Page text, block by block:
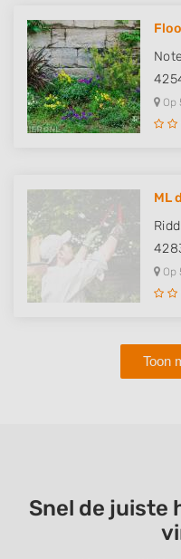
Op
ML
Op
Toon
Snel de juiste